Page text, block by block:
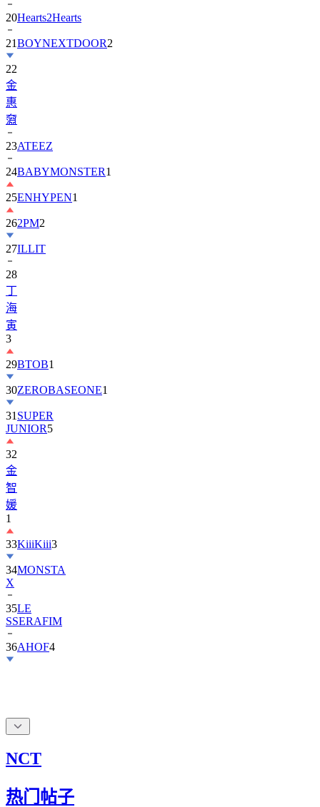
20Hearts2Hearts
21BOYNEXTDOOR2
22
金
惠
奫
23ATEEZ
24BABYMONSTER1
25ENHYPEN1
262PM2
27ILLIT
28
丁
海
寅
3
29BTOB1
30ZEROBASEONE1
31 SUPER
JUNIOR5
32
金
智
媛
1
33KiiiKiii3
34MONSTA
X
35LE
SSERAFIM
36AHOF4
NCT
热门帖子